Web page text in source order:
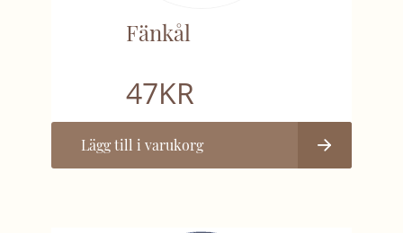
Fänkål
47KR
Lägg till i varukorg